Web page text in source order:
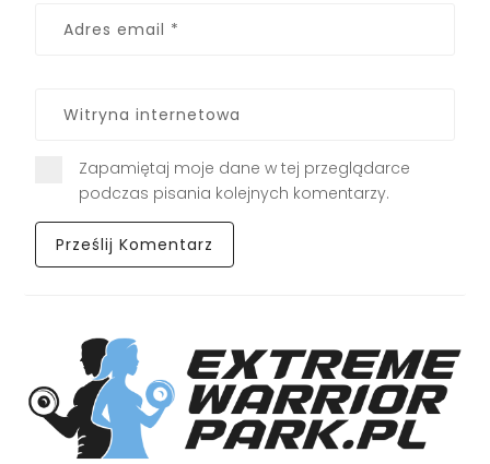
Zapamiętaj moje dane w tej przeglądarce
podczas pisania kolejnych komentarzy.